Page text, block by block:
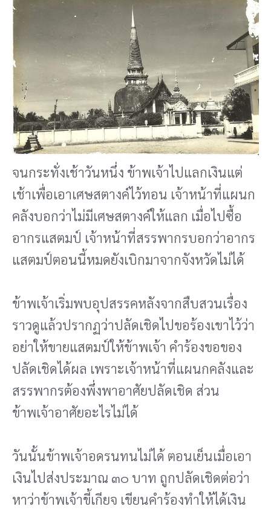
จนกระทั่งเช้าวันหนึ่ง ข้าพเจ้าไปแลกเงินแต่
เช้าเพื่อเอาเศษสตางค์ไว้ทอน เจ้าหน้าที่แผนก
คลังบอกว่าไม่มีเศษสตางค์ให้แลก เมื่อไปซื้อ
อากรแสตมป์ เจ้าหน้าที่สรรพากรบอกว่าอากร
แสตมป์ตอนนี้หมดยังเบิกมาจากจังหวัดไม่ได้
ข้าพเจ้าเริ่มพบอุปสรรคหลังจากสืบสวนเรื่อง
ราวดูแล้วปรากฏว่าปลัดเชิดไปขอร้องเขาไว้ว่า
อย่าให้ขายแสตมป์ให้ข้าพเจ้า คําร้องขอของ
ปลัดเชิดได้ผล เพราะเจ้าหน้าที่แผนกคลังและ
สรรพากรต้องพึ่งพาอาศัยปลัดเชิด ส่วน
ข้าพเจ้าอาศัยอะไรไม่ได้
วันนั้นข้าพเจ้าอดรนทนไม่ได้ ตอนเย็นเมื่อเอา
เงินไปส่งประมาณ ๓๐ บาท ถูกปลัดเชิดต่อว่า
หาว่าข้าพเจ้าขี้เกียจ เขียนคําร้องทําให้ได้เงิน